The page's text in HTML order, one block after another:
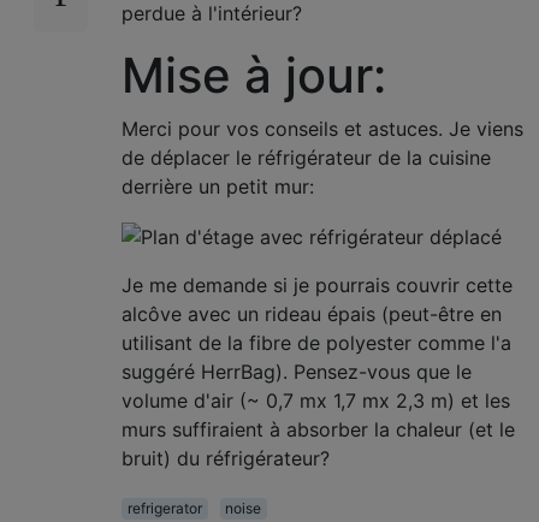
perdue à l'intérieur?
Mise à jour:
Merci pour vos conseils et astuces. Je viens
de déplacer le réfrigérateur de la cuisine
derrière un petit mur:
Je me demande si je pourrais couvrir cette
alcôve avec un rideau épais (peut-être en
utilisant de la fibre de polyester comme l'a
suggéré HerrBag). Pensez-vous que le
volume d'air (~ 0,7 mx 1,7 mx 2,3 m) et les
murs suffiraient à absorber la chaleur (et le
bruit) du réfrigérateur?
refrigerator
noise